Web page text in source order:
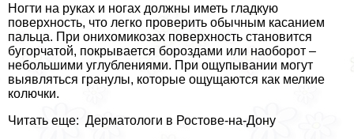
Ногти на руках и ногах должны иметь гладкую
поверхность, что легко проверить обычным касанием
пальца. При онихомикозах поверхность становится
бугорчатой, покрывается бороздами или наоборот –
небольшими углублениями. При ощупывании могут
выявляться гранулы, которые ощущаются как мелкие
колючки.
Читать еще: Дерматологи в Ростове-на-Дону